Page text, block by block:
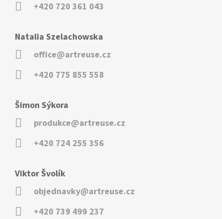
+420 720 361 043
Natalia Szelachowska
office@artreuse.cz
+420 775 855 558
Šimon Sýkora
produkce@artreuse.cz
+420 724 255 356
Viktor Švolík
objednavky@artreuse.cz
+420 739 499 237